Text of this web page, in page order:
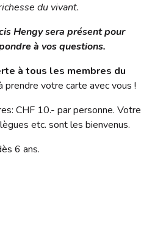
du vivant.
Hengy sera présent pour
à vos questions.
à tous les membres du
prendre votre carte avec vous !
CHF 10.- par personne. Votre
etc. sont les bienvenus.
6 ans.